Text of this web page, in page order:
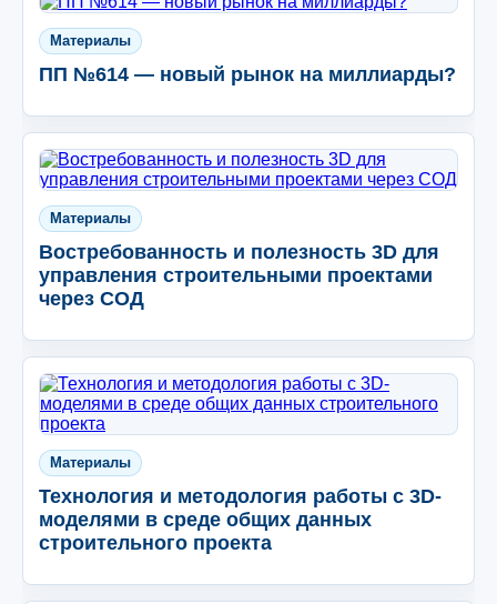
Материалы
ПП №614 — новый рынок на миллиарды?
Материалы
Востребованность и полезность 3D для
управления строительными проектами
через СОД
Материалы
Технология и методология работы с 3D-
моделями в среде общих данных
строительного проекта